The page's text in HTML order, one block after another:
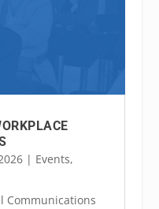
| Events,
Communications